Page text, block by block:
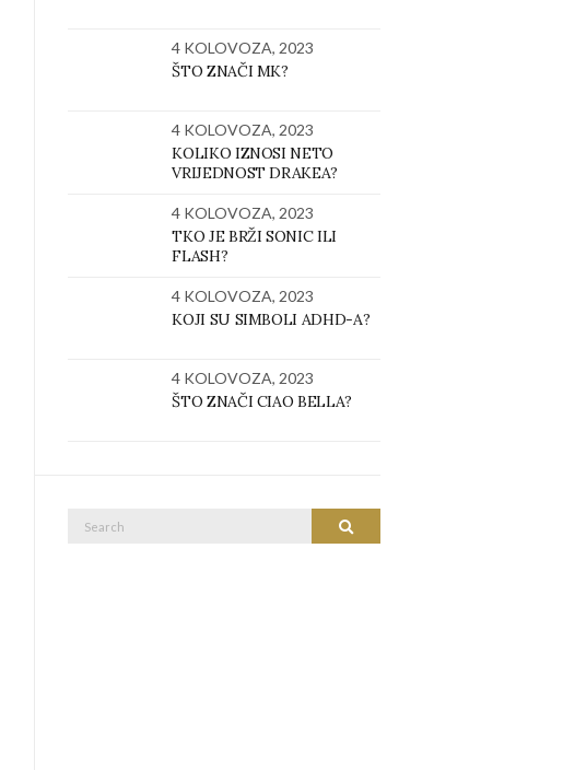
4 KOLOVOZA, 2023
ŠTO ZNAČI MK?
4 KOLOVOZA, 2023
KOLIKO IZNOSI NETO
VRIJEDNOST DRAKEA?
4 KOLOVOZA, 2023
TKO JE BRŽI SONIC ILI
FLASH?
4 KOLOVOZA, 2023
KOJI SU SIMBOLI ADHD-A?
4 KOLOVOZA, 2023
ŠTO ZNAČI CIAO BELLA?
SEARCH